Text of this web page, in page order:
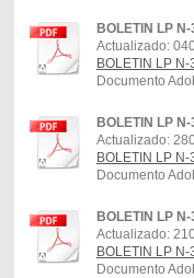
BOLETIN LP
Actualizado:
BOLETIN LP
Documento
BOLETIN LP
Actualizado:
BOLETIN LP
Documento
BOLETIN LP
Actualizado:
BOLETIN LP
Documento